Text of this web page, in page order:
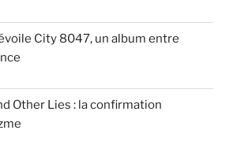
City 8047, un album entre
Other Lies : la confirmation